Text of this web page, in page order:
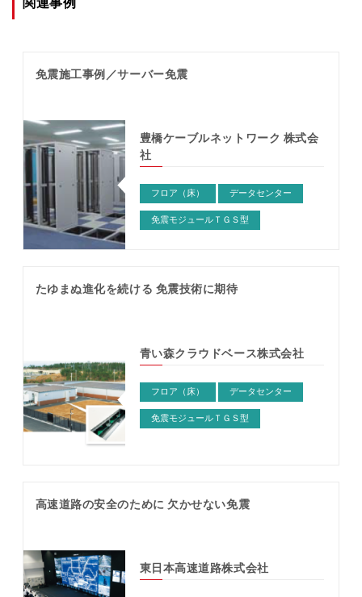
免震施工事例／サーバー免震
豊橋ケーブルネットワーク 株式会
社
フロア（床） データセンター
免震モジュールＴＧＳ型
たゆまぬ進化を続ける 免震技術に期待
青い森クラウドベース株式会社
フロア（床） データセンター
免震モジュールＴＧＳ型
高速道路の安全のために 欠かせない免震
東日本高速道路株式会社